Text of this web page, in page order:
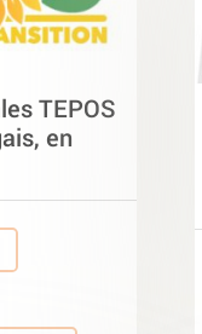
TEPOS
en